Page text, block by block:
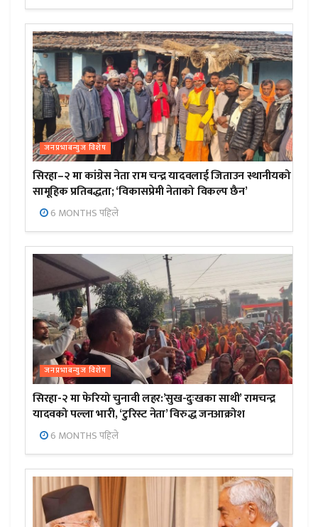
जनप्रभाबन्युज विशेष
सिरहा–२ मा कांग्रेस नेता राम चन्द्र यादवलाई जिताउन स्थानीयको
सामूहिक प्रतिबद्धता; ‘विकासप्रेमी नेताको विकल्प छैन’
6 MONTHS पहिले
जनप्रभाबन्युज विशेष
सिरहा-२ मा फेरियो चुनावी लहर:’सुख-दुःखका साथी’ रामचन्द्र
यादवको पल्ला भारी, ‘टुरिस्ट नेता’ विरुद्ध जनआक्रोश
6 MONTHS पहिले